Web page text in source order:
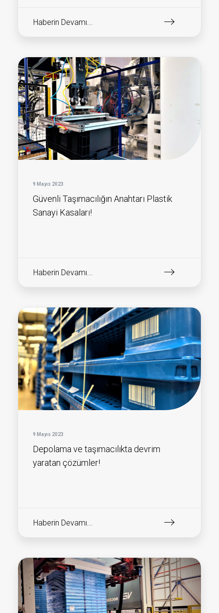
Haberin Devamı...
9 Mayıs 2023
Güvenli Taşımacılığın Anahtarı Plastik
Sanayi Kasaları!
Haberin Devamı...
9 Mayıs 2023
Depolama ve taşımacılıkta devrim
yaratan çözümler!
Haberin Devamı...